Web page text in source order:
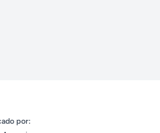
por: